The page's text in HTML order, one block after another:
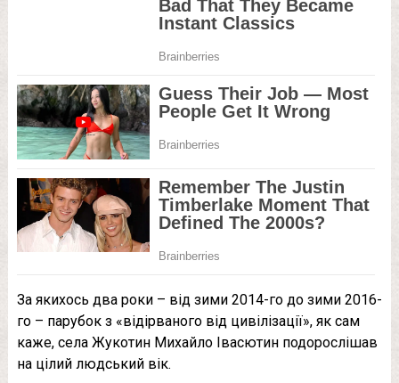
За якихось два роки – від зими 2014-го до зими 2016-
го – парубок з «відірваного від цивілізації», як сам
каже, села Жукотин Михайло Івасютин подорослішав
на цілий людський вік.